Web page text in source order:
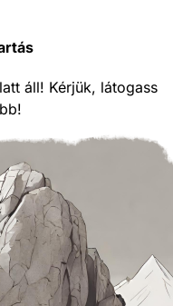
áll! Kérjük, látogass